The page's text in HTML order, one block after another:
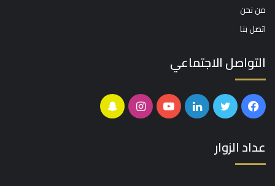
من نحن
اتصل بنا
التواصل الاجتماعي
فيسبوكتويتر لينكدإنيوتيوبانستقرامسناب
عداد الزوار